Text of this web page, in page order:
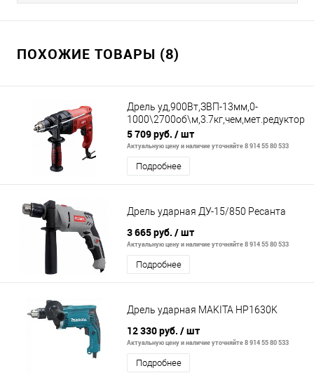
ПОХОЖИЕ ТОВАРЫ (8)
Дрель уд,900Вт,ЗВП-13мм,0-
1000\2700об\м,3.7кг,чем,мет.редуктор
5 709 руб. / шт
Актуальную цену и наличие уточняйте 8 914 55 80 533
Подробнее
Дрель ударная ДУ-15/850 Ресанта
3 665 руб. / шт
Актуальную цену и наличие уточняйте 8 914 55 80 533
Подробнее
Дрель ударная MAKITA HP1630K
12 330 руб. / шт
Актуальную цену и наличие уточняйте 8 914 55 80 533
Подробнее